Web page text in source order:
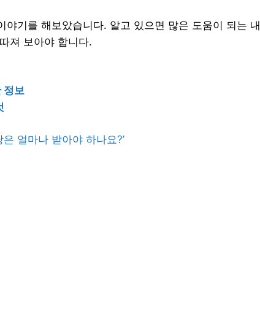
기를 해보았습니다. 알고 있으면 많은 도움이 되는 내
져 보아야 합니다.
정보
얼마나 받아야 하나요?’